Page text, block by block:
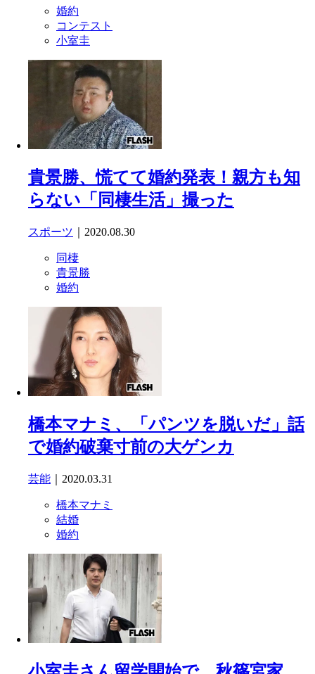
婚約
コンテスト
小室圭
貴景勝、慌てて婚約発表！親方も知
らない「同棲生活」撮った
スポーツ ｜2020.08.30
同棲
貴景勝
婚約
橋本マナミ、「パンツを脱いだ」話
で婚約破棄寸前の大ゲンカ
芸能 ｜2020.03.31
橋本マナミ
結婚
婚約